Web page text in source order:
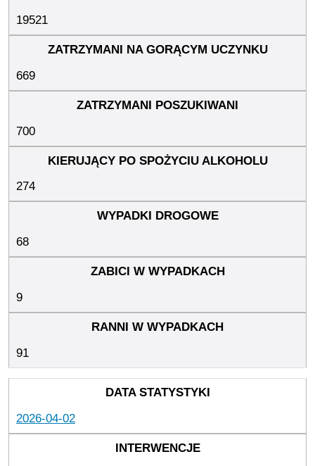
19521
669
700
274
68
9
91
2026-04-02